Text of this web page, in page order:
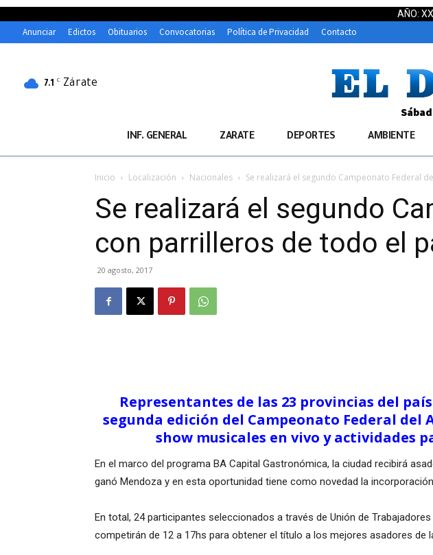
AÑO:
Anunciar Edictos Obituarios Convocatorias Política de Privacidad Contacto
7.1 C Zárate
INF. GENERAL ZARATE DEPORTES AMBIENTE
Inicio Localización Nacionales Se realizará el segundo Campeonato Federal
Se realizará el segundo
con parrilleros de todo el
20 agosto, 2017
Representantes de las 23 provincias del
segunda edición del Campeonato Federal del
show musicales en vivo y actividades
En el marco del programa BA Capital Gastronómica, la ciudad recibirá
ganó Mendoza y en esta oportunidad tiene como novedad la
En total, 24 participantes seleccionados a través de Unión de
competirán de 12 a 17hs para obtener el título a los mejores asadores de